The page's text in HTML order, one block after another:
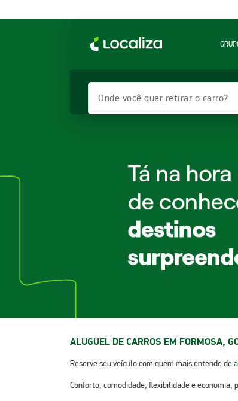
Onde você quer retirar o carro?
ALUGUEL DE CARROS EM FORMOSA,
Reserve seu veículo com quem mais entende de
Conforto, comodidade, flexibilidade e economia,